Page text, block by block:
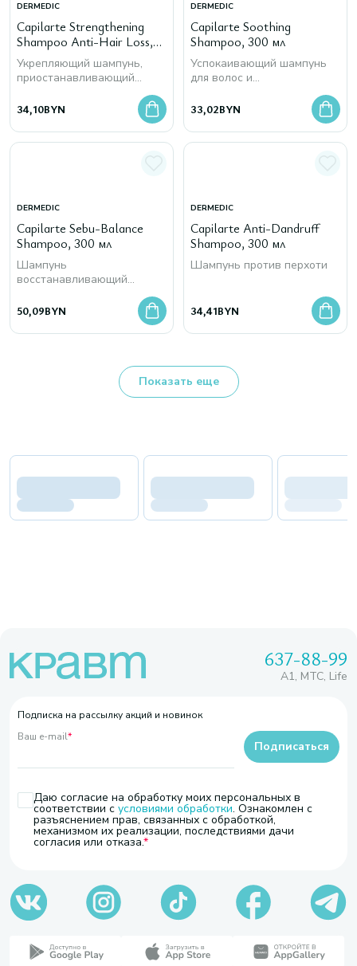
DERMEDIC
Capilarte Strengthening
Shampoo Anti-Hair Loss,
300 мл
Укрепляющий шампунь,
приостанавливающий
34,10BYN
DERMEDIC
Capilarte Soothing
Shampoo, 300 мл
Успокаивающий шампунь
для волос и
сверхчувствительной кожи
головы
33,02BYN
DERMEDIC
Capilarte Sebu-Balance
Shampoo, 300 мл
Шампунь
восстанавливающий
микробиом кожи головы
50,09BYN
DERMEDIC
Capilarte Anti-Dandruff
Shampoo, 300 мл
Шампунь против перхоти
34,41BYN
Показать еще
637-88-99
A1, МТС, Life
Подписка на рассылку акций и новинок
Ваш e-mail*
Даю согласие на обработку моих персональных в
соответствии с условиями обработки. Ознакомлен с
разъяснением прав, связанных с обработкой,
механизмом их реализации, последствиями дачи
согласия или отказа.
Подписаться